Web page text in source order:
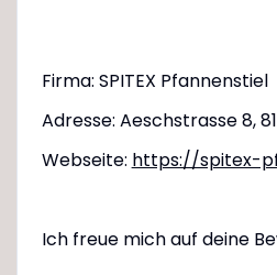
Firma: SPITEX Pfannenstiel
Adresse: Aeschstrasse 8,
Webseite: https://spitex-
Ich freue mich auf deine